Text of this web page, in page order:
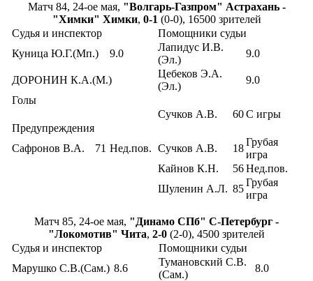
Матч 84, 24-ое мая, "Волгарь-Газпром" Астрахань -
"Химки" Химки, 0-1 (0-0), 16500 зрителей
Судья и инспектор
Помощники судьи
Куница Ю.Г.(Мп.)
9.0
Лапидус И.В.
(Эл.)
9.0
ДОРОНИН К.А.(М.)
Цебеков Э.А.
(Эл.)
9.0
Голы
Сучков А.В.
60С игры
Предупреждения
Сафронов В.А.
71 Нед.пов. Сучков А.В. 18
Грубая
игра
Кайнов К.Н.
56Нед.пов.
Шуленин А.Л. 85
Грубая
игра
Матч 85, 24-ое мая, "Динамо СПб" С-Петербург -
"Локомотив" Чита, 2-0 (2-0), 4500 зрителей
Судья и инспектор
Помощники судьи
Марушко С.В.(Сам.) 8.6
Тумановский С.В.
(Сам.)
8.0